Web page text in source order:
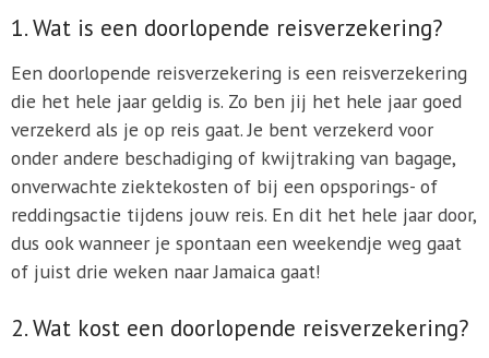
1. Wat is een doorlopende reisverzekering?
Een doorlopende reisverzekering is een reisverzekering
die het hele jaar geldig is. Zo ben jij het hele jaar goed
verzekerd als je op reis gaat. Je bent verzekerd voor
onder andere beschadiging of kwijtraking van bagage,
onverwachte ziektekosten of bij een opsporings- of
reddingsactie tijdens jouw reis. En dit het hele jaar door,
dus ook wanneer je spontaan een weekendje weg gaat
of juist drie weken naar Jamaica gaat!
2. Wat kost een doorlopende reisverzekering?